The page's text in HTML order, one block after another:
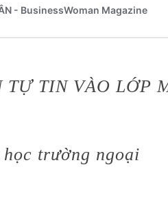
TỰ TIN VÀO LỚP
học trường ngoại